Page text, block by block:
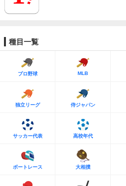
種目一覧
プロ野球 MLB
独立リーグ 侍ジャパン
サッカー代表 高校年代
ボートレース 大相撲